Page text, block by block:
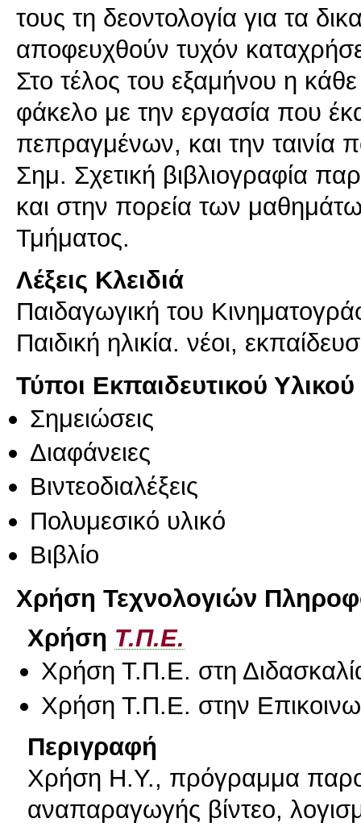
τους τη δεοντολογία για τα
αποφευχθούν τυχόν
Στο τέλος του εξαμήνου η
φάκελο με την εργασία που
πεπραγμένων, και την ταινία
Σημ. Σχετική βιβλιογραφία
και στην πορεία των
Λέξεις Κλειδιά
Παιδαγωγική του
Παιδική ηλικία. νέοι,
Τύποι Εκπαιδευτικού Υλικού
Σημειώσεις
Διαφάνειες
Βιντεοδιαλέξεις
Πολυμεσικό υλικό
Βιβλίο
Χρήση Τεχνολογιών
Χρήση Τ.Π.Ε.
Χρήση Τ.Π.Ε. στη
Χρήση Τ.Π.Ε. στην
Περιγραφή
Χρήση Η.Υ., πρόγραμμα
αναπαραγωγής βίντεο,